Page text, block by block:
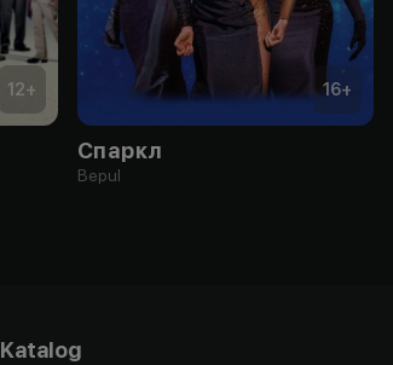
12+ 16+
Спаркл
Bepul
Katalog